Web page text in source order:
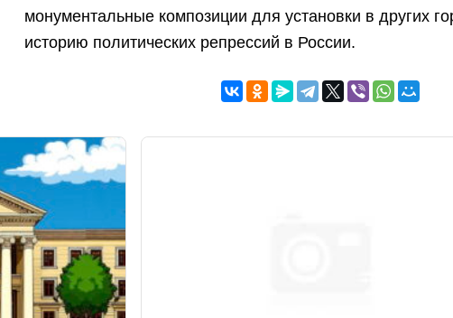
монументальные композиции для установки в других
историю политических репрессий в России.